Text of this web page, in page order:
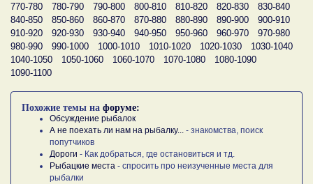
770-780
780-790 790-800 800-810 810-820 820-830
830-840
840-850
850-860 860-870 870-880 880-890 890-900
900-910
910-920
920-930 930-940 940-950 950-960 960-970
970-980
980-990
990-1000 1000-1010 1010-1020 1020-1030
1030-1040
1040-1050
1050-1060 1060-1070 1070-1080
1080-1090
1090-1100
Похожие темы на форуме:
Обсуждение рыбалок
А не поехать ли нам на рыбалку... - знакомства, поиск
попутчиков
Дороги - Как добраться, где остановиться и тд.
Рыбацкие места - спросить про неизученные места для
рыбалки